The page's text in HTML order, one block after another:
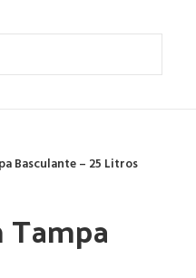
Basculante – 25 Litros